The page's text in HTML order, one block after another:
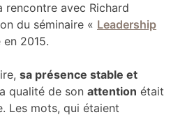
rencontre avec Richard
du séminaire « Leadership
en 2015.
sa présence stable et
qualité de son attention était
Les mots, qui étaient